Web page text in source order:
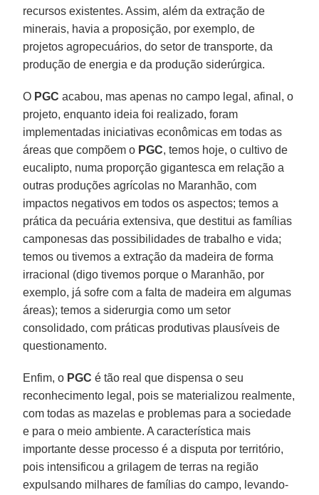
recursos existentes. Assim, além da extração de
minerais, havia a proposição, por exemplo, de
projetos agropecuários, do setor de transporte, da
produção de energia e da produção siderúrgica.
O PGC acabou, mas apenas no campo legal, afinal, o
projeto, enquanto ideia foi realizado, foram
implementadas iniciativas econômicas em todas as
áreas que compõem o PGC, temos hoje, o cultivo de
eucalipto, numa proporção gigantesca em relação a
outras produções agrícolas no Maranhão, com
impactos negativos em todos os aspectos; temos a
prática da pecuária extensiva, que destitui as famílias
camponesas das possibilidades de trabalho e vida;
temos ou tivemos a extração da madeira de forma
irracional (digo tivemos porque o Maranhão, por
exemplo, já sofre com a falta de madeira em algumas
áreas); temos a siderurgia como um setor
consolidado, com práticas produtivas plausíveis de
questionamento.
Enfim, o PGC é tão real que dispensa o seu
reconhecimento legal, pois se materializou realmente,
com todas as mazelas e problemas para a sociedade
e para o meio ambiente. A característica mais
importante desse processo é a disputa por território,
pois intensificou a grilagem de terras na região
expulsando milhares de famílias do campo, levando-